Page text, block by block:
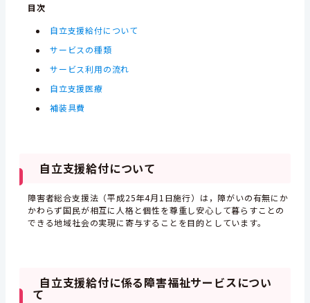
目次
自立支援給付について
サービスの種類
サービス利用の流れ
自立支援医療
補装具費
自立支援給付について
障害者総合支援法（平成25年4月1日施行）は，障がいの有無にか
かわらず国民が相互に人格と個性を尊重し安心して暮らすことの
できる地域社会の実現に寄与することを目的としています。
自立支援給付に係る障害福祉サービスについ
て